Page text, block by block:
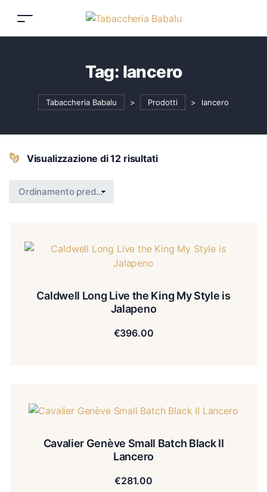
Tag: lancero
Tabaccheria Babalu > Prodotti > lancero
Visualizzazione di 12 risultati
Caldwell Long Live the King My Style is
Jalapeno
€396.00
Cavalier Genève Small Batch Black II
Lancero
€281.00